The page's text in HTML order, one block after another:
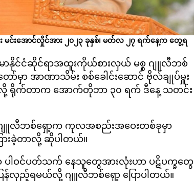
မင်းအောင်လှိုင်အား ၂၀၂၃ ခုနှစ်၊ မတ်လ ၂၇ ရက်နေ့က တွေ့ရ
မာနိုင်ငံဆိုင်ရာအထူးကိုယ်စားလှယ် မစ္စ ဂျူလီဘစ်
တော်မှာ အာဏာသိမ်း စစ်ခေါင်းဆောင် ဗိုလ်ချုပ်မှူး
ရိုက်တာက အောက်တိုဘာ ၃၀ ရက် ဒီနေ့ သတင်း
ဂျူလီဘစ်ရှော့က ကုလအစည်းအဝေးတစ်ခုမှာ
ားခဲ့တာလို့ ဆိုပါတယ်။
ာ ပါဝင်ပတ်သက် နေသူတွေအားလုံးဟာ ပဋိပက္ခတွေ
ြန်လှည့်ရမယ်လို့ ဂျူလီဘစ်ရှော့ ပြောပါတယ်။